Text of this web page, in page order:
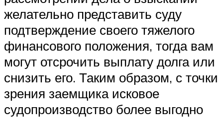
желательно представить суду
подтверждение своего тяжелого
финансового положения, тогда вам
могут отсрочить выплату долга или
снизить его. Таким образом, с точки
зрения заемщика исковое
судопроизводство более выгодно